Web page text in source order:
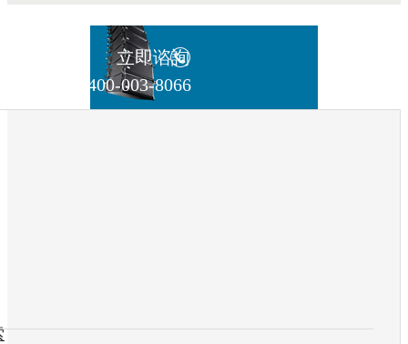
立即谘詢
400-003-8066